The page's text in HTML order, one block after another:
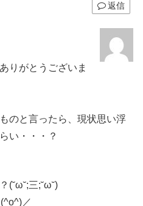
返信
りがとうございま
のと言ったら、現状思い浮
い・・・？
(˘ω˘;三;˘ω˘)
／